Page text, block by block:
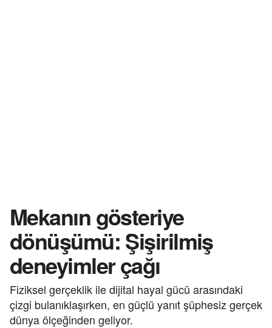
Mekanın gösteriye
dönüşümü: Şişirilmiş
deneyimler çağı
Fiziksel gerçeklik ile dijital hayal gücü arasındaki
çizgi bulanıklaşırken, en güçlü yanıt şüphesiz gerçek
dünya ölçeğinden geliyor.